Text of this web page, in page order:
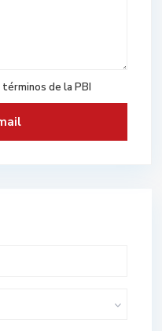
términos de la PBI